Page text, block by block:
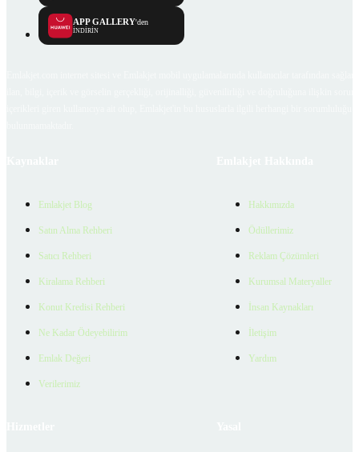
APP GALLERY'den
İNDİRİN
Emlakjet Blog
Satın Alma Rehberi
Satıcı Rehberi
Kiralama Rehberi
Konut Kredisi Rehberi
Ne Kadar Ödeyebilirim
Emlak Değeri
Verilerimiz
Hakkımızda
Ödüllerimiz
Reklam Çözümleri
Kurumsal Materyaller
İnsan Kaynakları
İletişim
Yardım